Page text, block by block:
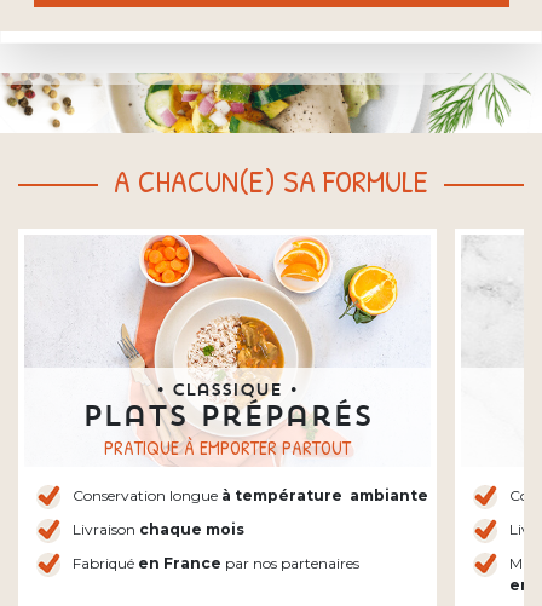
A CHACUN(E) SA FORMULE
• Classique •
Plats préparés
PRATIQUE À EMPORTER PARTOUT
Conservation longue à température ambiante
Livraison chaque mois
Fabriqué en France par nos partenaires
en